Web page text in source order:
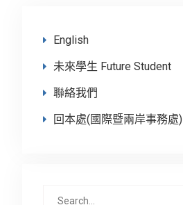
English
未來學生 Future Student
聯絡我們
回本處(國際暨兩岸事務處)